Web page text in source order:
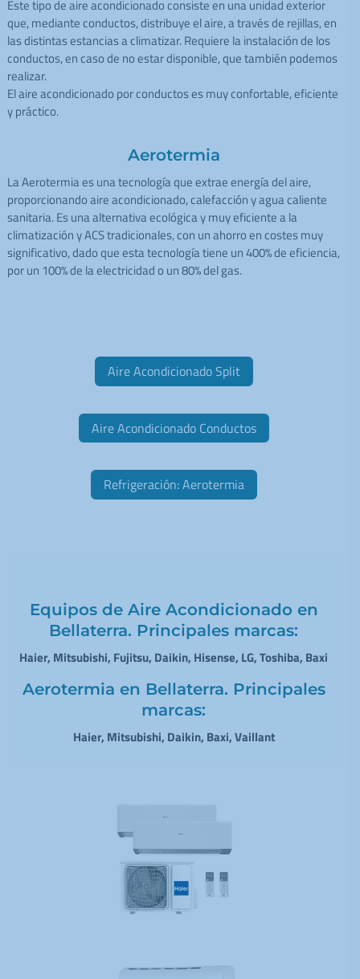
Este tipo de aire acondicionado consiste en una unidad exterior
que, mediante conductos, distribuye el aire, a través de rejillas, en
las distintas estancias a climatizar. Requiere la instalación de los
conductos, en caso de no estar disponible, que también podemos
realizar.
El aire acondicionado por conductos es muy confortable, eficiente
y práctico.
Aerotermia
La Aerotermia es una tecnología que extrae energía del aire,
proporcionando aire acondicionado, calefacción y agua caliente
sanitaria. Es una alternativa ecológica y muy eficiente a la
climatización y ACS tradicionales, con un ahorro en costes muy
significativo, dado que esta tecnología tiene un 400% de eficiencia,
por un 100% de la electricidad o un 80% del gas.
Aire Acondicionado Split
Aire Acondicionado Conductos
Refrigeración: Aerotermia
Equipos de Aire Acondicionado en
Bellaterra. Principales marcas:
Haier, Mitsubishi, Fujitsu, Daikin, Hisense, LG, Toshiba, Baxi
Aerotermia en Bellaterra. Principales
marcas:
Haier, Mitsubishi, Daikin, Baxi, Vaillant